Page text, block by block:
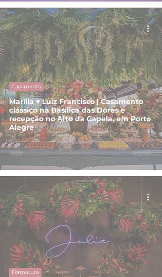
Marília ♥ Luiz Francisco | Casamento
clássico na Basílica das Dores e
recepção no Alto da Capela, em Porto
Alegre
Casamento
Formatura